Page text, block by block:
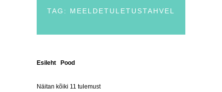
TAG: MEELDETULETUSTAHVEL
Esileht Pood
Näitan kõiki 11 tulemust